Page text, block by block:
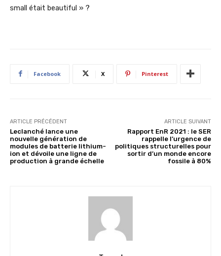
small était beautiful » ?
Facebook X Pinterest
ARTICLE PRÉCÉDENT
Leclanché lance une
nouvelle génération de
modules de batterie lithium-
ion et dévoile une ligne de
production à grande échelle
ARTICLE SUIVANT
Rapport EnR 2021 : le SER
rappelle l’urgence de
politiques structurelles pour
sortir d’un monde encore
fossile à 80%